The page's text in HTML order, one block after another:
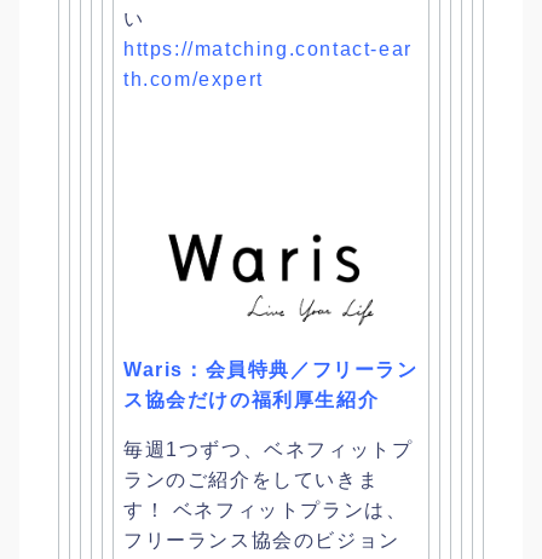
い
https://matching.contact-ear
th.com/expert
Waris：会員特典／フリーラン
ス協会だけの福利厚生紹介
毎週1つずつ、ベネフィットプ
ランのご紹介をしていきま
す！ ベネフィットプランは、
フリーランス協会のビジョン